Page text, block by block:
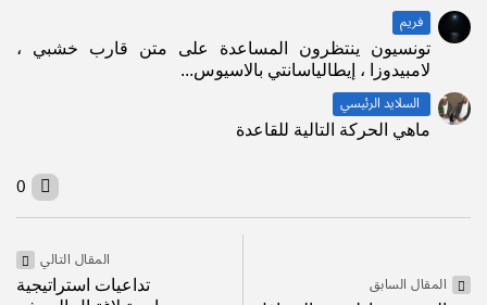
فريم
تونسيون ينتظرون المساعدة على متن قارب خشبي ،
لامبيدوزا ، إيطالياسانتي بالاسيوس...
السلايد الرئيسي
ماهي الحركة التالية للقاعدة
0
المقال السابق
المقال التالي
تداعيات استراتيجية